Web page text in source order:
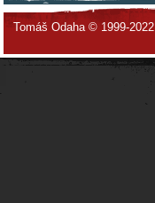
Tomáš Odaha © 1999-2022